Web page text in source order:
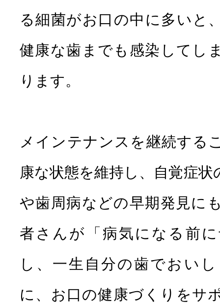
る細菌がお口の中に多いと
健康な歯までも感染してし
ります。
メインテナンスを継続する
康な状態を維持し、自覚症
や歯周病などの早期発見に
者さんが「病気になる前
し、一生自分の歯でおい
に、お口の健康づくりをサ